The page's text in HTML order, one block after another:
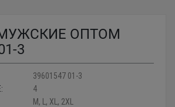
ОПТОМ
3
39601547 01-3
4
M, L, XL, 2XL